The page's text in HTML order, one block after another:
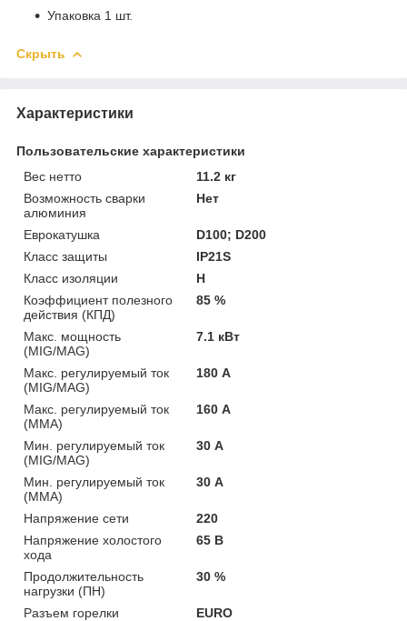
Упаковка 1 шт.
Скрыть
Характеристики
Пользовательские характеристики
Вес нетто
11.2 кг
Возможность сварки
алюминия
Нет
Еврокатушка
D100; D200
Класс защиты
IP21S
Класс изоляции
H
Коэффициент полезного
действия (КПД)
85 %
Макс. мощность
(MIG/MAG)
7.1 кВт
Макс. регулируемый ток
(MIG/MAG)
180 А
Макс. регулируемый ток
(MMA)
160 А
Мин. регулируемый ток
(MIG/MAG)
30 А
Мин. регулируемый ток
(MMA)
30 А
Напряжение сети
220
Напряжение холостого
хода
65 В
Продолжительность
нагрузки (ПН)
30 %
Разъем горелки
EURO